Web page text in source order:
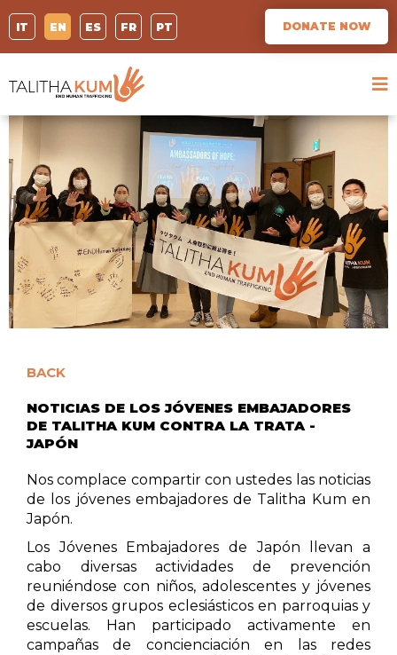
IT EN ES FR PT DONATE NOW
BACK
NOTICIAS DE LOS JÓVENES EMBAJADORES
DE TALITHA KUM CONTRA LA TRATA -
JAPÓN
Nos complace compartir con ustedes las noticias
de los jóvenes embajadores de Talitha Kum en
Japón.
Los Jóvenes Embajadores de Japón llevan a
cabo diversas actividades de prevención
reuniéndose con niños, adolescentes y jóvenes
de diversos grupos eclesiásticos en parroquias y
escuelas. Han participado activamente en
campañas de concienciación en las redes